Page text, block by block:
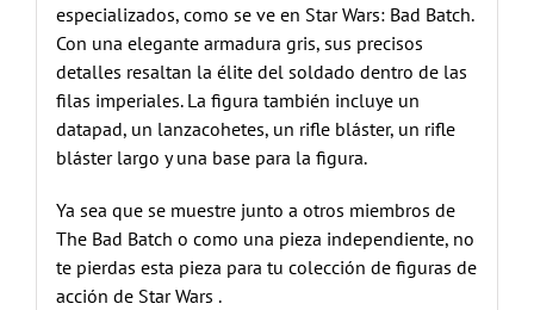
especializados, como se ve en Star Wars: Bad Batch.
Con una elegante armadura gris, sus precisos
detalles resaltan la élite del soldado dentro de las
filas imperiales. La figura también incluye un
datapad, un lanzacohetes, un rifle bláster, un rifle
bláster largo y una base para la figura.
Ya sea que se muestre junto a otros miembros de
The Bad Batch o como una pieza independiente, no
te pierdas esta pieza para tu colección de figuras de
acción de Star Wars .